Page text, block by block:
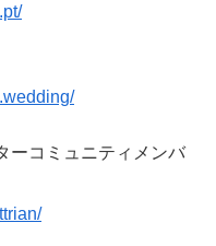
ーコミュニティメンバ